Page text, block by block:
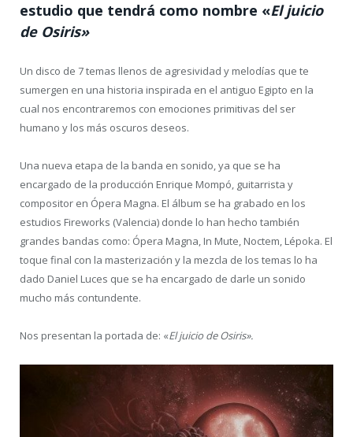
estudio que tendrá como nombre «El juicio
de Osiris»
Un disco de 7 temas llenos de agresividad y melodías que te
sumergen en una historia inspirada en el antiguo Egipto en la
cual nos encontraremos con emociones primitivas del ser
humano y los más oscuros deseos.
Una nueva etapa de la banda en sonido, ya que se ha
encargado de la producción Enrique Mompó, guitarrista y
compositor en Ópera Magna. El álbum se ha grabado en los
estudios Fireworks (Valencia) donde lo han hecho también
grandes bandas como: Ópera Magna, In Mute, Noctem, Lépoka. El
toque final con la masterización y la mezcla de los temas lo ha
dado Daniel Luces que se ha encargado de darle un sonido
mucho más contundente.
Nos presentan la portada de: «El juicio de Osiris».